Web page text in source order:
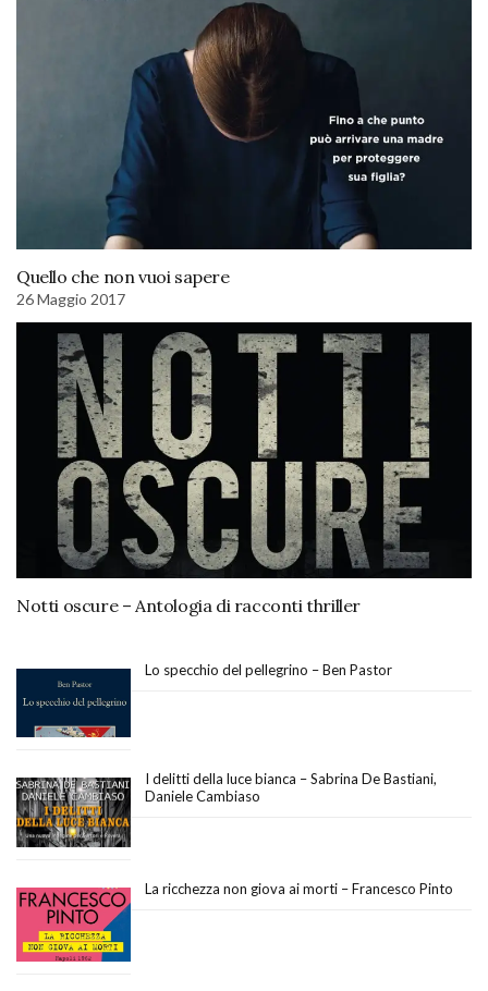
Quello che non vuoi sapere
26 Maggio 2017
Notti oscure – Antologia di racconti thriller
Lo specchio del pellegrino – Ben Pastor
I delitti della luce bianca – Sabrina De Bastiani,
Daniele Cambiaso
La ricchezza non giova ai morti – Francesco Pinto